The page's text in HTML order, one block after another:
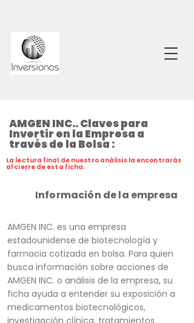
AMGEN INC.. Claves para
Invertir en la Empresa a
través de la Bolsa :
La lectura final de nuestro análisis la encontrarás
al cierre de esta ficha.
Información de la empresa
AMGEN INC. es una empresa
estadounidense de biotecnología y
farmacia cotizada en bolsa. Para quien
busca información sobre acciones de
AMGEN INC. o análisis de la empresa, su
ficha ayuda a entender su exposición a
medicamentos biotecnológicos,
investigación clínica, tratamientos